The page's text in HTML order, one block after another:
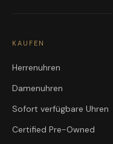
KAUFEN
Herrenuhren
Damenuhren
Sofort verfügbare Uhren
Certified Pre-Owned